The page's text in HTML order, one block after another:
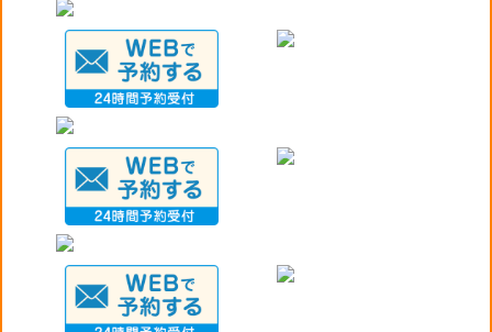
《岡山市・整体院》年末年始のおでかけ注意！！！
《岡山市・整骨院》肉離れとは…
《岡山市・整体院》利き腕で荷物を持つのは危ない！？
《岡山市・整体院》腰痛にならない寝方？！
《岡山市・整体院》体を温めましょう！
COPYRIGHT© viva-amg-okayama.com ALL RIGHTS RESERVED. Design by PORTALS｜